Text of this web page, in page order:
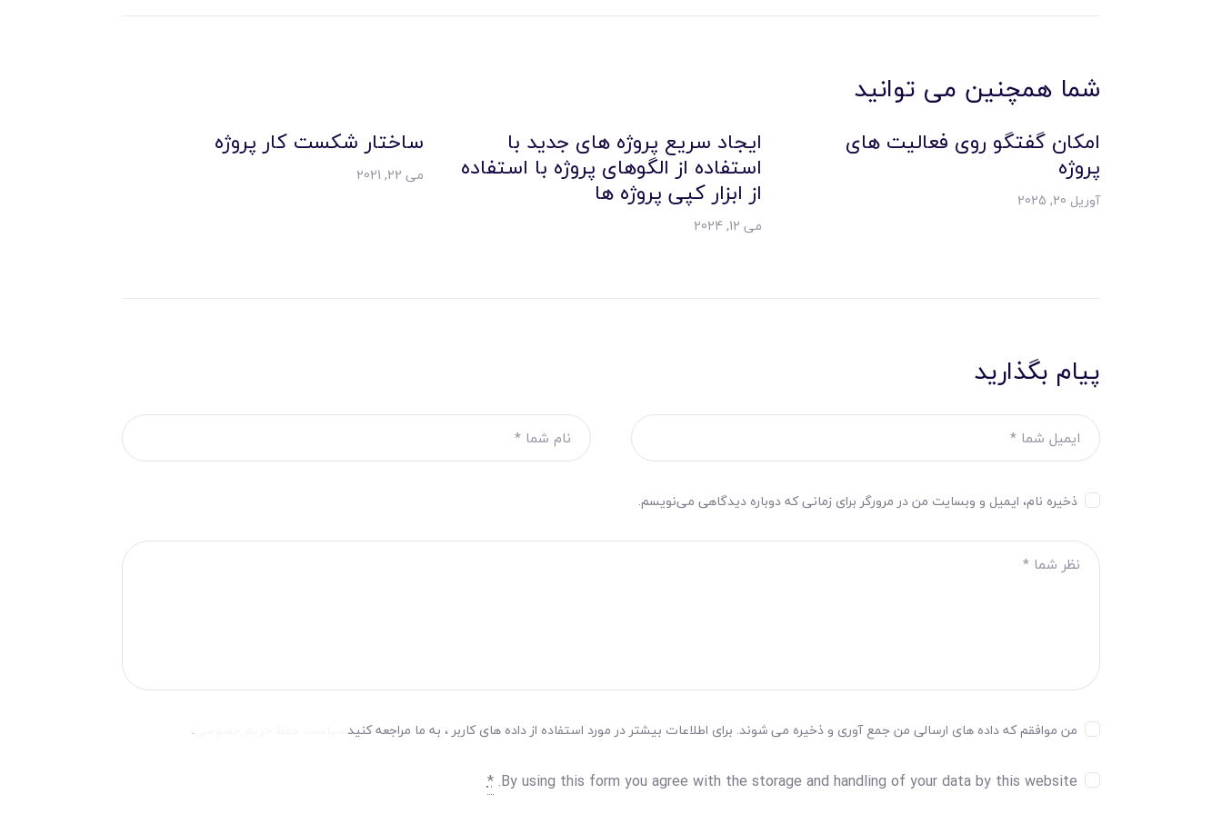
شما همچنین می توانید
امکان گفتگو روی فعالیت های
پروژه
آوریل 20, 2025
ایجاد سریع پروژه های جدید با
استفاده از الگوهای پروژه با استفاده
از ابزار کپی پروژه ها
می 12, 2024
ساختار شکست کار پروژه
می 22, 2021
پیام بگذارید
ذخیره نام، ایمیل و وبسایت من در مرورگر برای زمانی که دوباره دیدگاهی می‌نویسم.
من موافقم که داده های ارسالی من جمع آوری و ذخیره می شوند. برای اطلاعات بیشتر در مورد استفاده از داده های کاربر ، به ما مراجعه کنید .
By using this form you agree with the storage and handling of your data by this website.
*